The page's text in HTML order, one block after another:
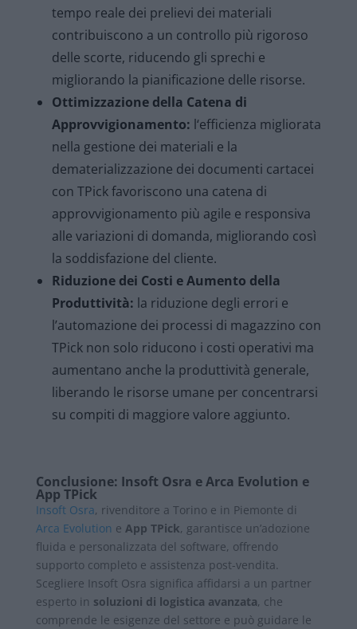
tempo reale dei prelievi dei materiali
contribuiscono a un controllo più rigoroso
delle scorte, riducendo gli sprechi e
migliorando la pianificazione delle risorse.
Ottimizzazione della Catena di
Approvvigionamento: l‘efficienza migliorata
nella gestione dei materiali e la
dematerializzazione dei documenti cartacei
con TPick favoriscono una catena di
approvvigionamento più agile e responsiva
alle variazioni di domanda, migliorando così
la soddisfazione del cliente.
Riduzione dei Costi e Aumento della
Produttività: la riduzione degli errori e
l’automazione dei processi di magazzino con
TPick non solo riducono i costi operativi ma
aumentano anche la produttività generale,
liberando le risorse umane per concentrarsi
su compiti di maggiore valore aggiunto.
Conclusione: Insoft Osra e Arca Evolution e
App TPick
Insoft Osra, rivenditore a Torino e in Piemonte di
Arca Evolution e App TPick, garantisce un’adozione
fluida e personalizzata del software, offrendo
supporto completo e assistenza post-vendita.
Scegliere Insoft Osra significa affidarsi a un partner
esperto in soluzioni di logistica avanzata, che
comprende le esigenze del settore e può guidare le